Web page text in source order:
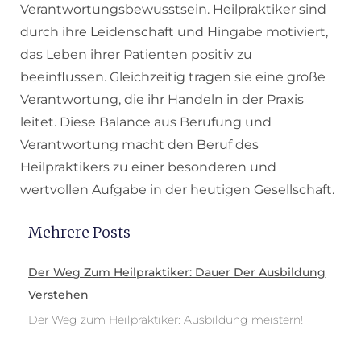
Verantwortungsbewusstsein. Heilpraktiker sind
durch ihre Leidenschaft und Hingabe motiviert,
das Leben ihrer Patienten positiv zu
beeinflussen. Gleichzeitig tragen sie eine große
Verantwortung, die ihr Handeln in der Praxis
leitet. Diese Balance aus Berufung und
Verantwortung macht den Beruf des
Heilpraktikers zu einer besonderen und
wertvollen Aufgabe in der heutigen Gesellschaft.
Mehrere Posts
Der Weg Zum Heilpraktiker: Dauer Der Ausbildung
Verstehen
Der Weg zum Heilpraktiker: Ausbildung meistern!